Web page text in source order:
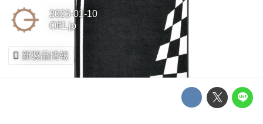
2023-01-10
Off1.jp
新製品情報